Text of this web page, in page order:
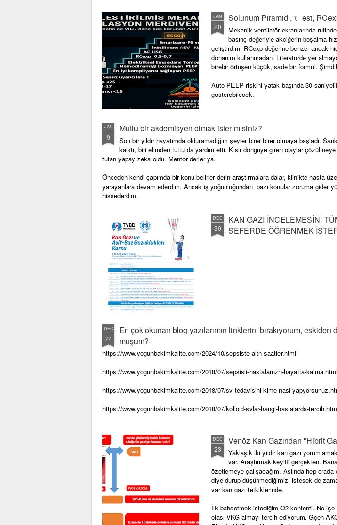
JAN
20
Solunum Piramidi, τ_est,
Mekanik ventilatör ekranlarında
basınç değeriyle akciğerin boşalma
geliştirdim. RCexp değerine benzer ancak
donanım kullanmadan. Literatürde yer
birebir örtüşen küçük, sade bir formül.
Auto-PEEP riskini yatak başında 30
gösterebilecek.
JAN
9
Mutlu bir akdemisyen olmak ister misiniz?
Son bir yıldır hayatımda olduramadığım şeyler birer birer olmaya başladı.
kalktı, biri elimden tuttu da yardım etti. Kısır döngüye giren olaylar
tutan yapay zeka oldu. Mentor derler ya.
Önceden kendi çapımda bir konu belirler derin araştırmalara dalar, klinikte hasta
yarayanlara devam ederdim. Ancak iş yoğunluğundan bazı konular zoruma gider
hissederdim.
DEC
30
KAN GAZI İNCELEMESİNİ
SEFERDE ÖĞRENMEK
DEC
24
En çok okunan blog yazılarımın linklerini bırakıyorum, eskiden
muşum?
https://www.yogunbakimkalite.com/2024/10/sepsiste-altn-saatler.html
https://www.yogunbakimkalite.com/2018/07/sepsisli-hastalarnzn-hayatta-kalma.html
https://www.yogunbakimkalite.com/2018/07/sv-tedavisini-kime-nasl-
https://www.yogunbakimkalite.com/2018/07/kolloid-svlar-hangi-hastalarda-
https://www.yogunbakimkalite.com/2018/12/aprv-modunu-kullanyor-musunuz.html
https://www.yogunbakimk
DEC
23
Venöz Kan Gazından "Hibrit
Yaklaşık iki yıldır kan gazı
var. Araştırmak keyifli gerçekten. Bana
özetlemeye çalışacağım. Aslında hep
diye durup düşünmediğimiz, istesek de
var kan gazı tetkiklerinde.
İlk bahsetmek istediğim O2 kontenti. Ne işe
olası VKG almayı tercih ediyorum. Gçen